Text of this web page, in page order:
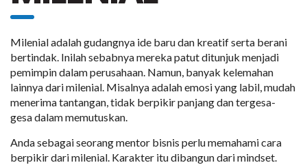
Milenial adalah gudangnya ide baru dan kreatif serta berani
bertindak. Inilah sebabnya mereka patut ditunjuk menjadi
pemimpin dalam perusahaan. Namun, banyak kelemahan
lainnya dari milenial. Misalnya adalah emosi yang labil, mudah
menerima tantangan, tidak berpikir panjang dan tergesa-
gesa dalam memutuskan.
Anda sebagai seorang mentor bisnis perlu memahami cara
berpikir dari milenial. Karakter itu dibangun dari mindset.